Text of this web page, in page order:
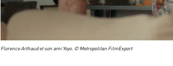
Florence Arthaud et son ami Yoyo. © Metropolitan FilmExport